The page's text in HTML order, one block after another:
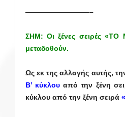
—————————–
ΣΗΜ: Οι ξένες σειρές
μεταδοθούν.
Ως εκ της αλλαγής αυτής,
Β’ κύκλουαπό την ξένη
κύκλου από την ξένη σειρά